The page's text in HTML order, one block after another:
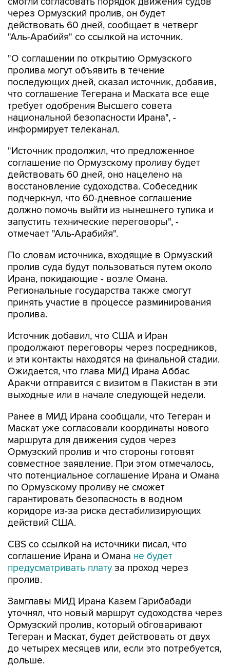
через Ормузский пролив, он будет
действовать 60 дней, сообщает в четверг
"Аль-Арабийя" со ссылкой на источник.
"О соглашении по открытию Ормузского
пролива могут объявить в течение
последующих дней, сказал источник, добавив,
что соглашение Тегерана и Маската все еще
требует одобрения Высшего совета
национальной безопасности Ирана", -
информирует телеканал.
"Источник продолжил, что предложенное
соглашение по Ормузскому проливу будет
действовать 60 дней, оно нацелено на
восстановление судоходства. Собеседник
подчеркнул, что 60-дневное соглашение
должно помочь выйти из нынешнего тупика и
запустить технические переговоры", -
отмечает "Аль-Арабийя".
По словам источника, входящие в Ормузский
пролив суда будут пользоваться путем около
Ирана, покидающие - возле Омана.
Региональные государства также смогут
принять участие в процессе разминирования
пролива.
Источник добавил, что США и Иран
продолжают переговоры через посредников,
и эти контакты находятся на финальной стадии.
Ожидается, что глава МИД Ирана Аббас
Аракчи отправится с визитом в Пакистан в эти
выходные или в начале следующей недели.
Ранее в МИД Ирана сообщали, что Тегеран и
Маскат уже согласовали координаты нового
маршрута для движения судов через
Ормузский пролив и что стороны готовят
совместное заявление. При этом отмечалось,
что потенциальное соглашение Ирана и Омана
по Ормузскому проливу не сможет
гарантировать безопасность в водном
коридоре из-за риска дестабилизирующих
действий США.
CBS со ссылкой на источники писал, что
соглашение Ирана и Омана не будет
предусматривать плату за проход через
пролив.
Замглавы МИД Ирана Казем Гарибабади
уточнял, что новый маршрут судоходства через
Ормузский пролив, который обговаривают
Тегеран и Маскат, будет действовать от двух
до четырех месяцев или, если это потребуется,
дольше.